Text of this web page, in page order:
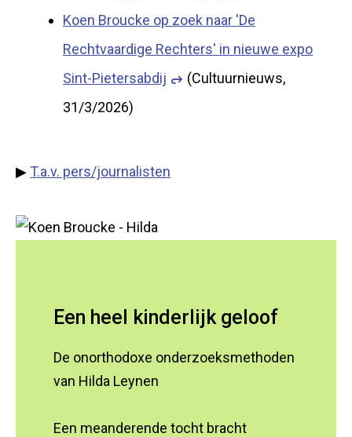
Koen Broucke op zoek naar 'De
Rechtvaardige Rechters' in nieuwe expo
Sint-Pietersabdij
(Cultuurnieuws,
31/3/2026)
▶ T.a.v. pers/journalisten
Een heel kinderlijk geloof
De onorthodoxe onderzoeksmethoden
van Hilda Leynen
Een meanderende tocht bracht